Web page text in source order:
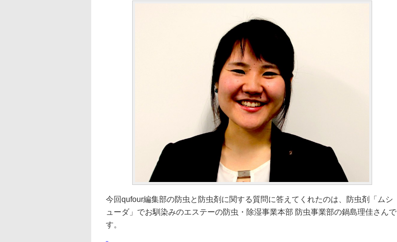
今回qufour編集部の防虫と防虫剤に関する質問に答えてくれたのは、防虫剤「ムシ
ューダ」でお馴染みのエステーの防虫・除湿事業本部 防虫事業部の鍋島理佳さんで
す。